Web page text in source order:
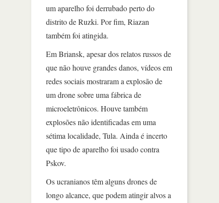
um aparelho foi derrubado perto do
distrito de Ruzki. Por fim, Riazan
também foi atingida.
Em Briansk, apesar dos relatos russos de
que não houve grandes danos, vídeos em
redes sociais mostraram a explosão de
um drone sobre uma fábrica de
microeletrônicos. Houve também
explosões não identificadas em uma
sétima localidade, Tula. Ainda é incerto
que tipo de aparelho foi usado contra
Pskov.
Os ucranianos têm alguns drones de
longo alcance, que podem atingir alvos a